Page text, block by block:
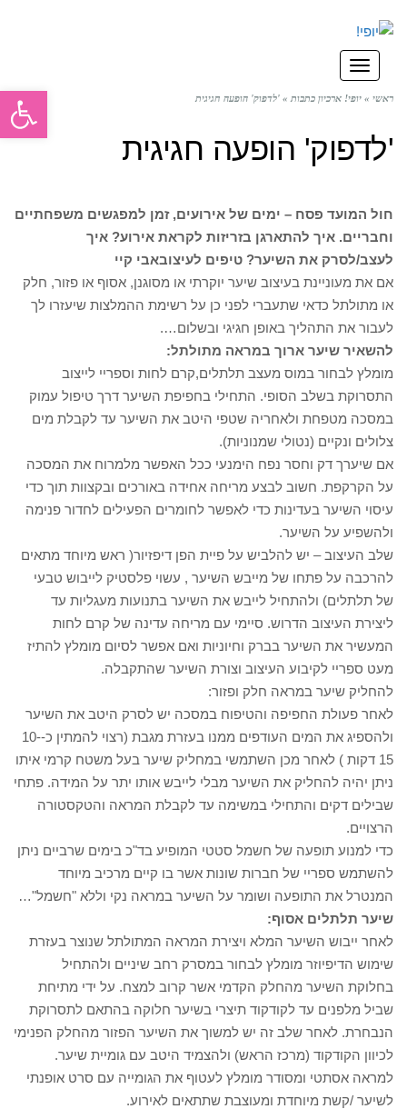
תפריט
ראשי » יופי! ארכיון כתבות » 'לדפוק' הופעה חגיגית
'לדפוק' הופעה חגיגית
חול המועד פסח – ימים של אירועים, זמן למפגשים משפחתיים
וחבריים. איך להתארגן בזריזות לקראת אירוע? איך
לעצב/לסרק את השיער? טיפים לעיצובאבי קיי
אם את מעוניינת בעיצוב שיער יוקרתי או מסוגנן, אסוף או פזור, חלק
או מתולתל כדאי שתעברי לפני כן על רשימת ההמלצות שיעזרו לך
לעבור את התהליך באופן חגיגי ובשלום….
להשאיר שיער ארוך במראה מתולתל:
מומלץ לבחור במוס מעצב תלתלים,קרם לחות וספריי לייצוב
התסרוקת בשלב הסופי. התחילי בחפיפת השיער דרך טיפול עמוק
במסכה מטפחת ולאחריה שטפי היטב את השיער עד לקבלת מים
צלולים ונקיים (נטולי שמנוניות).
אם שיערך דק וחסר נפח הימנעי ככל האפשר מלמרוח את המסכה
על הקרקפת. חשוב לבצע מריחה אחידה באורכים ובקצוות תוך כדי
עיסוי השיער בעדינות כדי לאפשר לחומרים הפעילים לחדור פנימה
ולהשפיע על השיער.
שלב העיצוב – יש להלביש על פיית הפן דיפזיור( ראש מיוחד מתאים
להרכבה על פתחו של מייבש השיער , עשוי פלסטיק לייבוש טבעי
של תלתלים) ולהתחיל לייבש את השיער בתנועות מעגליות עד
ליצירת העיצוב הדרוש. סיימי עם מריחה עדינה של קרם לחות
המעשיר את השיער בברק וחיוניות ואם אפשר לסיום מומלץ להתיז
מעט ספריי לקיבוע העיצוב וצורת השיער שהתקבלה.
להחליק שיער במראה חלק ופזור:
לאחר פעולת החפיפה והטיפוח במסכה יש לסרק היטב את השיער
ולהספיג את המים העודפים ממנו בעזרת מגבת (רצוי להמתין כ-10-
15 דקות ) לאחר מכן השתמשי במחליק שיער בעל משטח קרמי איתו
ניתן יהיה להחליק את השיער מבלי לייבש אותו יתר על המידה. פתחי
שבילים דקים והתחילי במשימה עד לקבלת המראה והטקסטורה
הרצויים.
כדי למנוע תופעה של חשמל סטטי המופיע בד"כ בימים שרביים ניתן
להשתמש ספריי של חברות שונות אשר בו קיים מרכיב מיוחד
המנטרל את התופעה ושומר על השיער במראה נקי וללא "חשמל"…
שיער תלתלים אסוף:
לאחר ייבוש השיער המלא ויצירת המראה המתולתל שנוצר בעזרת
שימוש הדיפיוזר מומלץ לבחור במסרק רחב שיניים ולהתחיל
בחלוקת השיער מהחלק הקדמי אשר קרוב למצח. על ידי מתיחת
שביל מלפנים עד לקודקוד תיצרי בשיער חלוקה בהתאם לתסרוקת
הנבחרת. לאחר שלב זה יש למשוך את השיער הפזור מהחלק הפנימי
לכיוון הקודקוד (מרכז הראש) ולהצמיד היטב עם גומיית שיער.
למראה אסתטי ומסודר מומלץ לעטוף את הגומייה עם סרט אופנתי
לשיער /קשת מיוחדת ומעוצבת שתתאים לאירוע.
פתח